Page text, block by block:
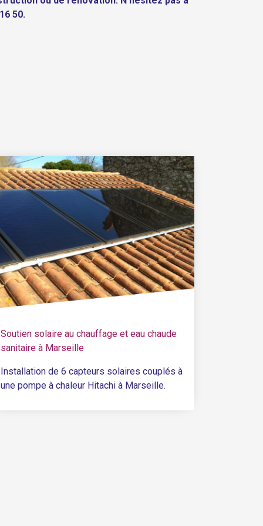
50.
Soutien solaire au chauffage et eau chaude
sanitaire à Marseille
Installation de 6 capteurs solaires couplés à
une pompe à chaleur Hitachi à Marseille.